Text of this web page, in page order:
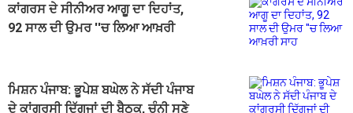
ਕਾਂਗਰਸ ਦੇ ਸੀਨੀਅਰ ਆਗੂ ਦਾ ਦਿਹਾਂਤ,
92 ਸਾਲ ਦੀ ਉਮਰ ''ਚ ਲਿਆ ਆਖ਼ਰੀ
ਮਿਸ਼ਨ ਪੰਜਾਬ: ਭੂਪੇਸ਼ ਬਘੇਲ ਨੇ ਸੱਦੀ ਪੰਜਾਬ
ਦੇ ਕਾਂਗਰਸੀ ਦਿੱਗਜਾਂ ਦੀ ਬੈਠਕ, ਚੰਨੀ ਸਣੇ